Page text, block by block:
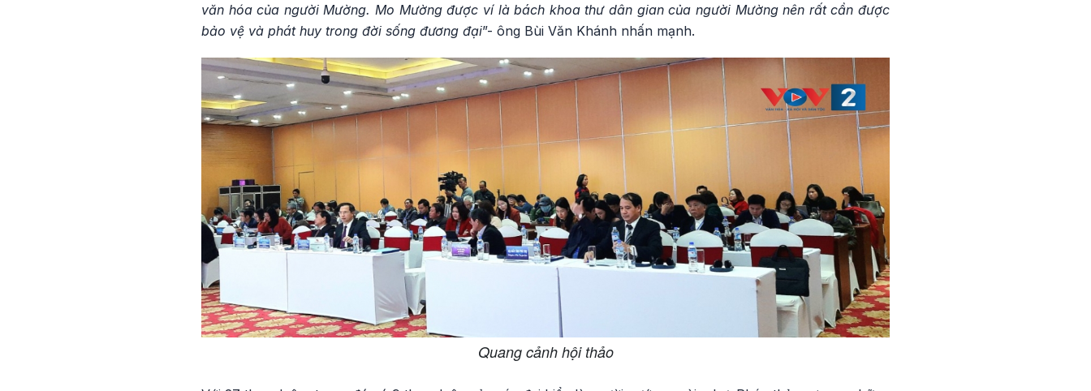
văn hóa của người Mường. Mo Mường được ví là bách khoa thư dân gian của người Mường nên rất cần được
bảo vệ và phát huy trong đời sống đương đại”- ông Bùi Văn Khánh nhấn mạnh.
Quang cảnh hội thảo